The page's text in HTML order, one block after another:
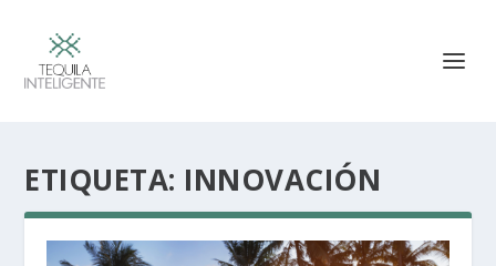
ETIQUETA: INNOVACIÓN